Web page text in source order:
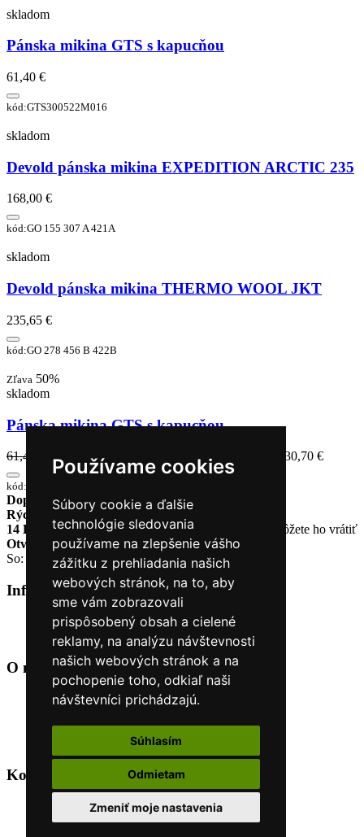
Používame cookies
Súbory cookie a ďalšie
technológie sledovania
používame na zlepšenie vášho
zážitku z prehliadania našich
webových stránok, na to, aby
sme vám zobrazovali
prispôsobený obsah a cielené
reklamy, na analýzu návštevnosti
našich webových stránok a na
pochopenie toho, odkiaľ naši
návštevníci prichádzajú.
Súhlasím
Odmietam
Zmeniť moje nastavenia
skladom
Pánska mikina GTS s kapucňou
61,40 €
kód:GTS300522M016
skladom
Devold pánska mikina EXPEDITION ARCTIC 235
168,00 €
kód:GO 155 307 A 421A
skladom
Devold pánska mikina THERMO WOOL JKT
235,65 €
kód:GO 278 456 B 422B
Zľava 50%
skladom
Pánska mikina GTS s kapucňou
61,40 € 30,70 €Najnižšia cena za posledných 30 dní: 30,70 €
kód:GTS407022M016
Doprava zadarmo pri objednávke nad 230€
Rýchle dodanieTovar Vám odošleme do 24 hodín
14 Dní na vrátenie tovaruAk Vám tovar nesadne, môžete ho vrátiť
Otvorené celý týždeň Po - pia: 8:30 - 16:30
So: 9:00 - 12:00
Informácie+
O nás
Kontakt
O nás +
Úvod
Nákup na splátky cez Quatro
Odstúpiť od zmluvy TU
Kontakt
+421 915 44 15 99
eshop@horyasport.sk